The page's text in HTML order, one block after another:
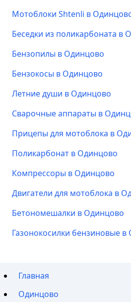
Мотоблоки Shtenli в
Беседки из поликарбоната в
Бензопилы в Одинцово
Бензокосы в Одинцово
Летние души в Одинцово
Сварочные аппараты в
Прицепы для мотоблока в
Поликарбонат в Одинцово
Компрессоры в Одинцово
Двигатели для мотоблока в
Бетономешалки в Одинцово
Газонокосилки бензиновые
Главная
Одинцово